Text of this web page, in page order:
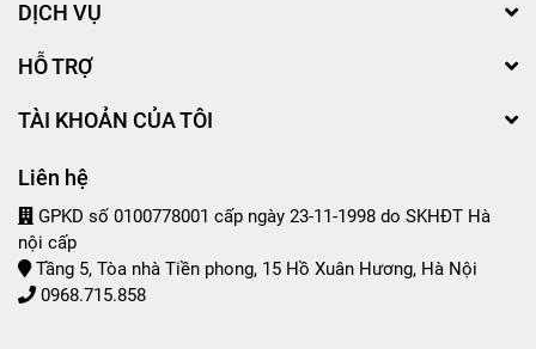
DỊCH VỤ
HỖ TRỢ
TÀI KHOẢN CỦA TÔI
Liên hệ
GPKD số 0100778001 cấp ngày 23-11-1998 do SKHĐT Hà
nội cấp
Tầng 5, Tòa nhà Tiền phong, 15 Hồ Xuân Hương, Hà Nội
0968.715.858